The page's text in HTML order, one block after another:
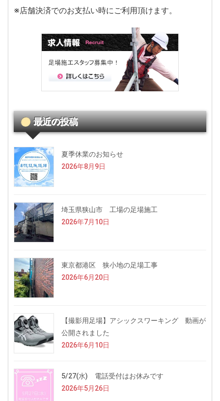
※店舗決済でのお支払い時にご利用頂けます。
最近の投稿
夏季休業のお知らせ
2026年8月9日
埼玉県狭山市 工場の足場施工
2026年7月10日
東京都港区 狭小地の足場工事
2026年6月20日
【撮影用足場】アシックスワーキング 動画が
公開されました
2026年6月10日
5/27(水) 電話受付はお休みです
2026年5月26日